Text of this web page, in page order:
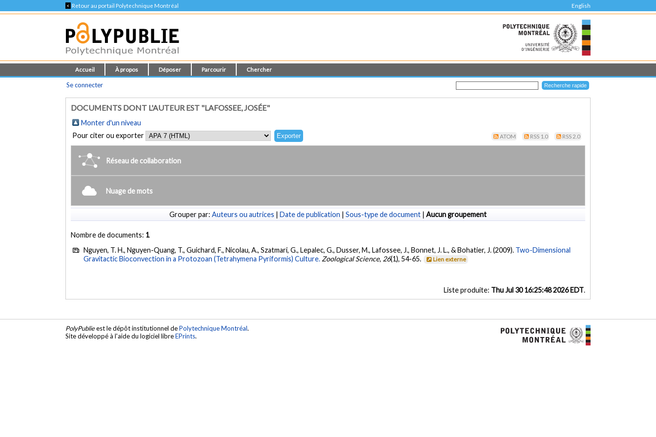
< Retour au portail Polytechnique Montréal English
Accueil À propos Déposer Parcourir Chercher
Se connecter
DOCUMENTS DONT L'AUTEUR EST "LAFOSSEE, JOSÉE"
Monter d'un niveau
Pour citer ou exporter
ATOM RSS 1.0 RSS 2.0
Réseau de collaboration
Nuage de mots
Grouper par: Auteurs ou autrices | Date de publication | Sous-type de document | Aucun groupement
Nombre de documents: 1
Nguyen, T. H., Nguyen-Quang, T., Guichard, F., Nicolau, A., Szatmari, G., Lepalec, G., Dusser, M., Lafossee, J., Bonnet, J. L., & Bohatier, J. (2009). Two-Dimensional
Gravitactic Bioconvection in a Protozoan (Tetrahymena Pyriformis) Culture. Zoological Science, 26(1), 54-65. Lien externe
Liste produite: Thu Jul 30 16:25:48 2026 EDT.
PolyPublieest le dépôt institutionnel dePolytechnique Montréal.
Site développé à l'aide du logiciel libreEPrints.